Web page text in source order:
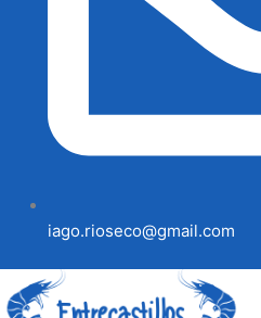
iago.rioseco@gmail.com